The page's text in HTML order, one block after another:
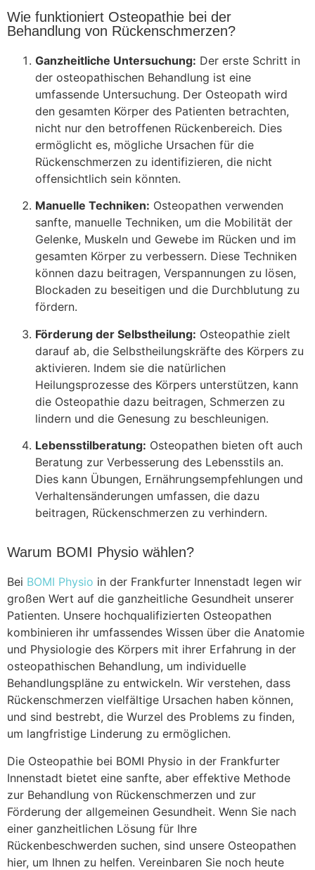
Wie funktioniert Osteopathie bei der
Behandlung von Rückenschmerzen?
Ganzheitliche Untersuchung: Der erste Schritt in
der osteopathischen Behandlung ist eine
umfassende Untersuchung. Der Osteopath wird
den gesamten Körper des Patienten betrachten,
nicht nur den betroffenen Rückenbereich. Dies
ermöglicht es, mögliche Ursachen für die
Rückenschmerzen zu identifizieren, die nicht
offensichtlich sein könnten.
Manuelle Techniken: Osteopathen verwenden
sanfte, manuelle Techniken, um die Mobilität der
Gelenke, Muskeln und Gewebe im Rücken und im
gesamten Körper zu verbessern. Diese Techniken
können dazu beitragen, Verspannungen zu lösen,
Blockaden zu beseitigen und die Durchblutung zu
fördern.
Förderung der Selbstheilung: Osteopathie zielt
darauf ab, die Selbstheilungskräfte des Körpers zu
aktivieren. Indem sie die natürlichen
Heilungsprozesse des Körpers unterstützen, kann
die Osteopathie dazu beitragen, Schmerzen zu
lindern und die Genesung zu beschleunigen.
Lebensstilberatung: Osteopathen bieten oft auch
Beratung zur Verbesserung des Lebensstils an.
Dies kann Übungen, Ernährungsempfehlungen und
Verhaltensänderungen umfassen, die dazu
beitragen, Rückenschmerzen zu verhindern.
Warum BOMI Physio wählen?
Bei BOMI Physio in der Frankfurter Innenstadt legen wir
großen Wert auf die ganzheitliche Gesundheit unserer
Patienten. Unsere hochqualifizierten Osteopathen
kombinieren ihr umfassendes Wissen über die Anatomie
und Physiologie des Körpers mit ihrer Erfahrung in der
osteopathischen Behandlung, um individuelle
Behandlungspläne zu entwickeln. Wir verstehen, dass
Rückenschmerzen vielfältige Ursachen haben können,
und sind bestrebt, die Wurzel des Problems zu finden,
um langfristige Linderung zu ermöglichen.
Die Osteopathie bei BOMI Physio in der Frankfurter
Innenstadt bietet eine sanfte, aber effektive Methode
zur Behandlung von Rückenschmerzen und zur
Förderung der allgemeinen Gesundheit. Wenn Sie nach
einer ganzheitlichen Lösung für Ihre
Rückenbeschwerden suchen, sind unsere Osteopathen
hier, um Ihnen zu helfen. Vereinbaren Sie noch heute